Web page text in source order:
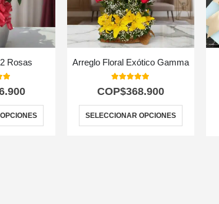
Rosas Arreglo Floral Exótico Gamma
5.00
COP$368.900
SELECCIONAR OPCIONES